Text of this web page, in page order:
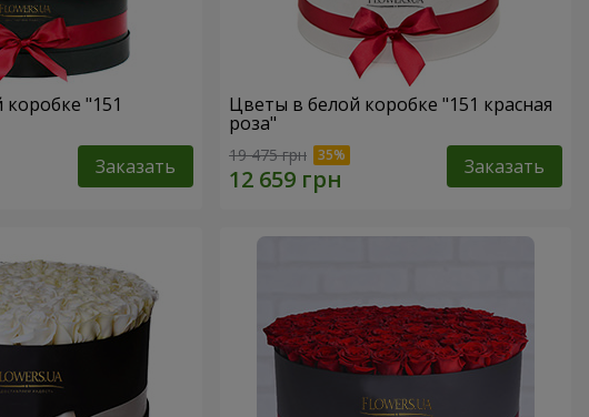
"151
Заказать
Цветы в белой коробке "151 красная
роза"
19 475 грн Заказать